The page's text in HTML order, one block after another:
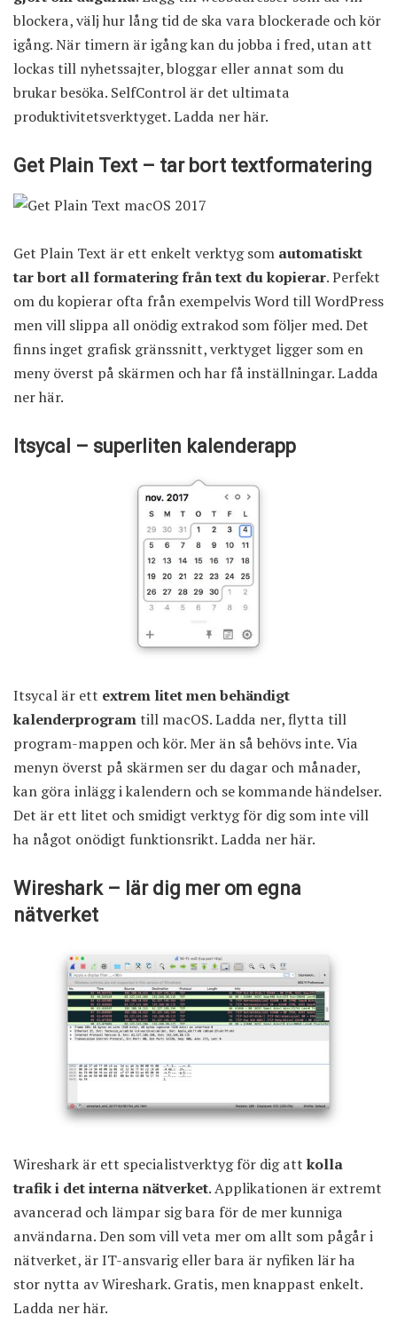
blockera, välj hur lång tid de ska vara blockerade och kör
igång. När timern är igång kan du jobba i fred, utan att
lockas till nyhetssajter, bloggar eller annat som du
brukar besöka. SelfControl är det ultimata
produktivitetsverktyget.Ladda ner här.
Get Plain Text – tar bort textformatering
Get Plain Text är ett enkelt verktyg som automatiskt
tar bort all formatering från text du kopierar. Perfekt
om du kopierar ofta från exempelvis Word till WordPress
men vill slippa all onödig extrakod som följer med. Det
finns inget grafisk gränssnitt, verktyget ligger som en
meny överst på skärmen och har få inställningar.Ladda
ner här.
Itsycal – superliten kalenderapp
Itsycal är ett extrem litet men behändigt
kalenderprogramtill macOS. Ladda ner, flytta till
program-mappen och kör. Mer än så behövs inte. Via
menyn överst på skärmen ser du dagar och månader,
kan göra inlägg i kalendern och se kommande händelser.
Det är ett litet och smidigt verktyg för dig som inte vill
ha något onödigt funktionsrikt.Ladda ner här.
Wireshark – lär dig mer om egna
nätverket
Wireshark är ett specialistverktyg för dig att kolla
trafik i det interna nätverket. Applikationen är extremt
avancerad och lämpar sig bara för de mer kunniga
användarna. Den som vill veta mer om allt som pågår i
nätverket, är IT-ansvarig eller bara är nyfiken lär ha
stor nytta av Wireshark. Gratis, men knappast enkelt.
Ladda ner här.